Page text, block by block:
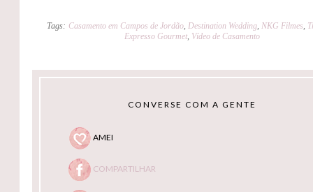
Tags: Casamento em Campos de Jordão,Destination Wedding,NKG Filmes,
Expresso Gourmet, Vídeo de Casamento
CONVERSE COM A GENTE
AMEI
COMPARTILHAR